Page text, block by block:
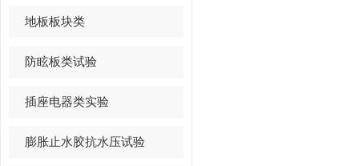
地板板块类
防眩板类试验
插座电器类实验
膨胀止水胶抗水压试验